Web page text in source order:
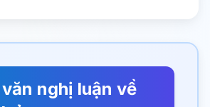
nghị luận về